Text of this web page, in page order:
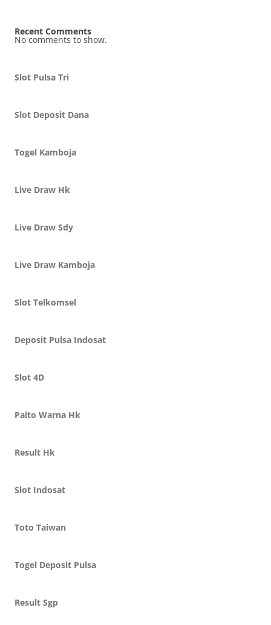
Recent Comments
No comments to show.
Slot Pulsa Tri
Slot Deposit Dana
Togel Kamboja
Live Draw Hk
Live Draw Sdy
Live Draw Kamboja
Slot Telkomsel
Deposit Pulsa Indosat
Slot 4D
Paito Warna Hk
Result Hk
Slot Indosat
Toto Taiwan
Togel Deposit Pulsa
Result Sgp